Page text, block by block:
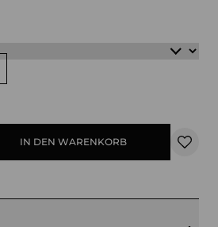
IN DEN WARENKORB